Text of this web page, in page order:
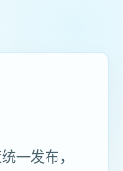
一发布，